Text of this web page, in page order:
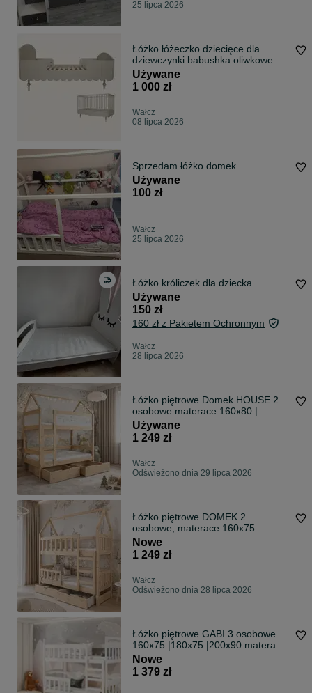
25 lipca 2026
Łóżko łóżeczko dziecięce dla
dziewczynki babushka oliwkowe
wood luck design 70x140
Używane
1 000 zł
Wałcz
08 lipca 2026
Sprzedam łóżko domek
Używane
100 zł
Wałcz
25 lipca 2026
Łóżko króliczek dla dziecka
Używane
150 zł
160 zł z Pakietem Ochronnym
Wałcz
28 lipca 2026
Łóżko piętrowe Domek HOUSE 2
osobowe materace 160x80 |
180x80
Używane
1 249 zł
Wałcz
Odświeżono dnia 29 lipca 2026
Łóżko piętrowe DOMEK 2
osobowe, materace 160x75
180x75 gratis
Nowe
1 249 zł
Wałcz
Odświeżono dnia 28 lipca 2026
Łóżko piętrowe GABI 3 osobowe
160x75 |180x75 |200x90 materace
gratis
Nowe
1 379 zł